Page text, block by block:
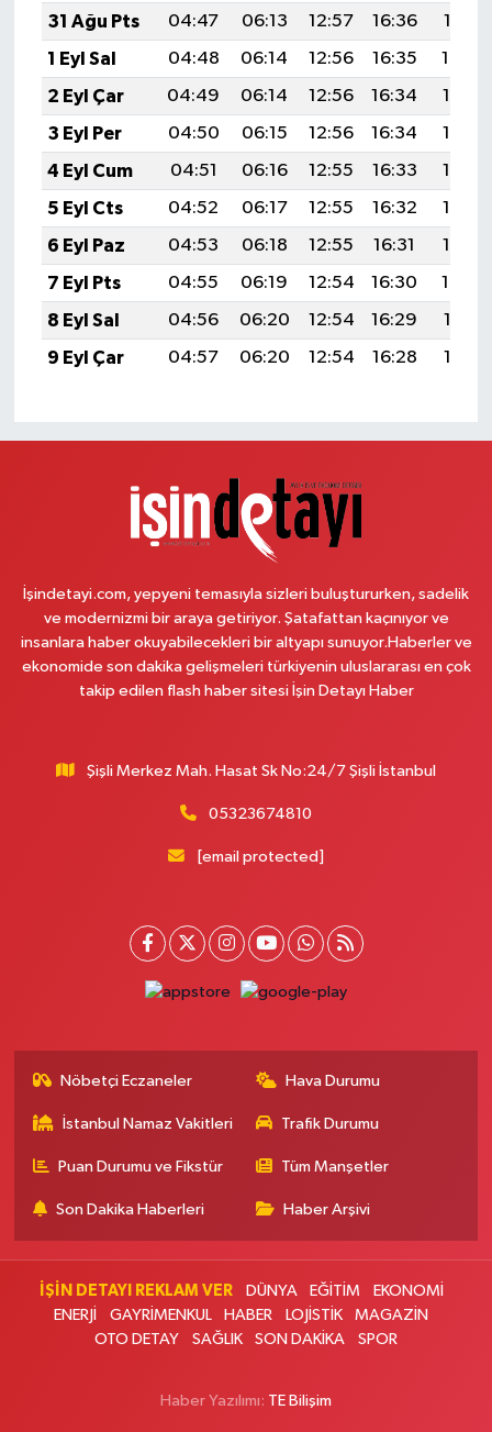
31 Ağu Pts
04:47 06:13 12:57 16:36
19:31
1 Eyl Sal
04:48 06:14 12:56 16:35
19:29
2 Eyl Çar
04:49 06:14 12:56 16:34
19:28
3 Eyl Per
04:50 06:15 12:56 16:34
19:26
4 Eyl Cum
04:51 06:16 12:55 16:33
19:25
5 Eyl Cts
04:52 06:17 12:55 16:32
19:23
6 Eyl Paz
04:53 06:18 12:55 16:31
19:22
7 Eyl Pts
04:55 06:19 12:54 16:30
19:20
8 Eyl Sal
04:56 06:20 12:54 16:29
19:19
9 Eyl Çar
04:57 06:20 12:54 16:28 19:17
İşindetayi.com, yepyeni temasıyla sizleri buluştururken, sadelik
ve modernizmi bir araya getiriyor. Şatafattan kaçınıyor ve
insanlara haber okuyabilecekleri bir altyapı sunuyor.Haberler ve
ekonomide son dakika gelişmeleri türkiyenin uluslararası en çok
takip edilen flash haber sitesi İşin Detayı Haber
Şişli Merkez Mah. Hasat Sk No:24/7 Şişli İstanbul
05323674810
[email protected]
Nöbetçi Eczaneler Hava Durumu
İstanbul Namaz Vakitleri Trafik Durumu
Puan Durumu ve Fikstür Tüm Manşetler
Son Dakika Haberleri Haber Arşivi
İŞİN DETAYI REKLAM VER DÜNYA EĞİTİM
EKONOMİ
ENERJİ
GAYRİMENKUL HABER LOJİSTİK
MAGAZİN
OTO DETAY
SAĞLIK SON DAKİKA SPOR
Haber Yazılımı: TE Bilişim